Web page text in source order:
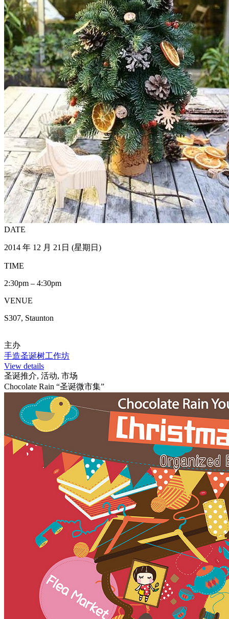
DATE
2014 年 12 月 21日 (星期日)
TIME
2:30pm – 4:30pm
VENUE
S307, Staunton
主办
手造圣诞树工作坊
View details
圣诞推介, 活动, 市场
Chocolate Rain “圣诞微市集”